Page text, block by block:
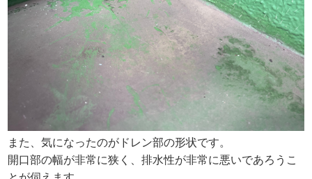
また、気になったのがドレン部の形状です。
開口部の幅が非常に狭く、排水性が非常に悪いであろうこ